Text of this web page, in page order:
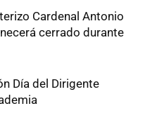
Cardenal Antonio
cerrado durante
Día del Dirigente